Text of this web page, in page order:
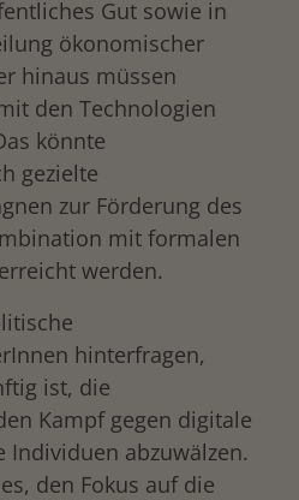
Gut sowie in
ökonomischer
hinaus müssen
den Technologien
könnte
gezielte
zur Förderung des
mit formalen
werden.
hinterfragen,
ist, die
Kampf gegen digitale
Individuen abzuwälzen.
den Fokus auf die